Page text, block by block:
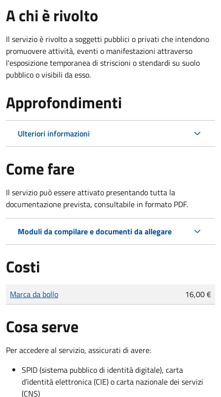
A chi è rivolto
Il servizio è rivolto a soggetti pubblici o privati che intendono
promuovere attività, eventi o manifestazioni attraverso
l'esposizione temporanea di striscioni o stendardi su suolo
pubblico o visibili da esso.
Approfondimenti
Ulteriori informazioni
Come fare
Il servizio può essere attivato presentando tutta la
documentazione prevista, consultabile in formato PDF.
Moduli da compilare e documenti da allegare
Costi
Tipo di pagamento
Importo
Marca da bollo 16,00 €
Cosa serve
Per accedere al servizio, assicurati di avere:
SPID (sistema pubblico di identità digitale), carta
d’identità elettronica (CIE) o carta nazionale dei servizi
(CNS)